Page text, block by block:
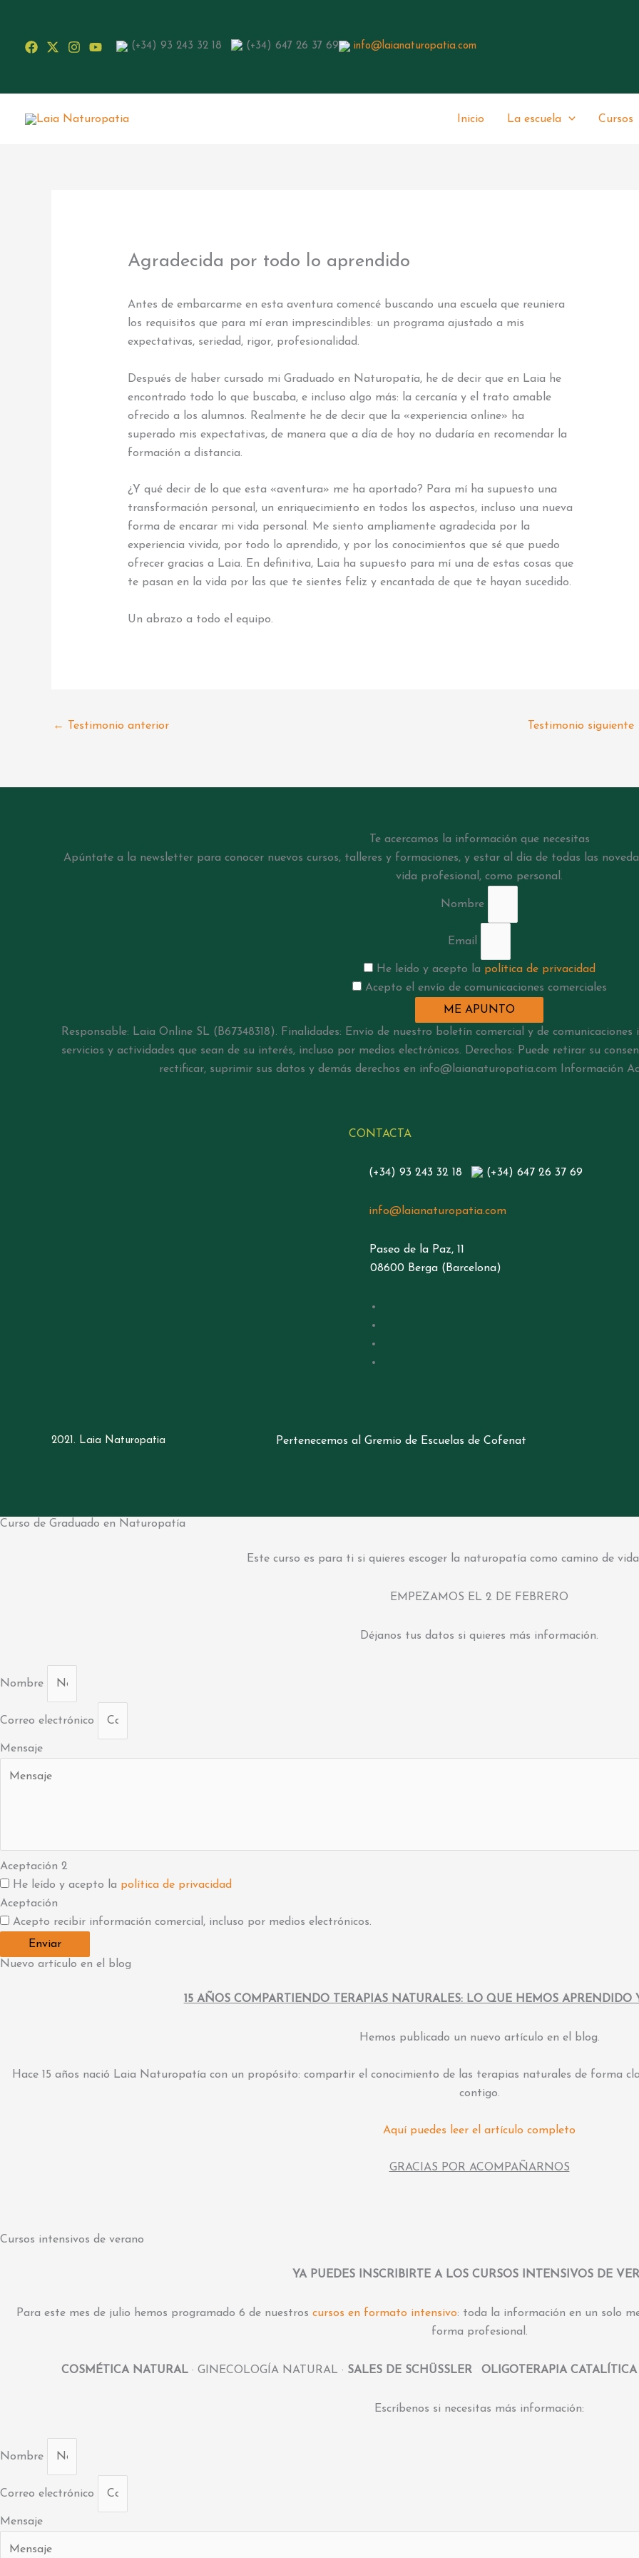
contenido
(+34) 93 243 32 18 (+34) 647 26 37 69 info@laianaturopatia.com
Inicio La escuela Cursos
Agradecida por todo lo aprendido
Antes de embarcarme en esta aventura comencé buscando una escuela que reuniera
los requisitos que para mí eran imprescindibles: un programa ajustado a mis
expectativas, seriedad, rigor, profesionalidad.
Después de haber cursado mi Graduado en Naturopatía, he de decir que en Laia he
encontrado todo lo que buscaba, e incluso algo más: la cercanía y el trato amable
ofrecido a los alumnos. Realmente he de decir que la «experiencia online» ha
superado mis expectativas, de manera que a día de hoy no dudaría en recomendar la
formación a distancia.
¿Y qué decir de lo que esta «aventura» me ha aportado? Para mí ha supuesto una
transformación personal, un enriquecimiento en todos los aspectos, incluso una nueva
forma de encarar mi vida personal. Me siento ampliamente agradecida por la
experiencia vivida, por todo lo aprendido, y por los conocimientos que sé que puedo
ofrecer gracias a Laia. En definitiva, Laia ha supuesto para mí una de estas cosas que
te pasan en la vida por las que te sientes feliz y encantada de que te hayan sucedido.
Un abrazo a todo el equipo.
← Testimonio anterior Testimonio siguiente
Te acercamos la información que necesitas
Apúntate a la newsletter para conocer nuevos cursos, talleres y formaciones, y estar al día de todas las
vida profesional, como personal.
Nombre
Email
He leído y acepto la política de privacidad
Acepto el envío de comunicaciones comerciales
ME APUNTO
Responsable: Laia Online SL (B67348318). Finalidades: Envío de nuestro boletín comercial y de
servicios y actividades que sean de su interés, incluso por medios electrónicos. Derechos: Puede retirar su
rectificar, suprimir sus datos y demás derechos en info@laianaturopatia.com Información
CONTACTA
(+34) 93 243 32 18 (+34) 647 26 37 69
info@laianaturopatia.com
Paseo de la Paz, 11
08600 Berga (Barcelona)
2021. Laia Naturopatia Pertenecemos al Gremio de Escuelas de Cofenat
Curso de Graduado en Naturopatía
Este curso es para ti si quieres escoger la naturopatía como camino de
EMPEZAMOS EL 2 DE FEBRERO
Déjanos tus datos si quieres más información.
Nombre
Correo electrónico
Mensaje
Aceptación 2
He leído y acepto la política de privacidad
Aceptación
Acepto recibir información comercial, incluso por medios electrónicos.
Enviar
Nuevo artículo en el blog
15 AÑOS COMPARTIENDO TERAPIAS NATURALES: LO QUE HEMOS APRENDIDO
Hemos publicado un nuevo artículo en el blog.
Hace 15 años nació Laia Naturopatía con un propósito: compartir el conocimiento de las terapias naturales de forma
contigo.
Aquí puedes leer el artículo completo
GRACIAS POR ACOMPAÑARNOS
Cursos intensivos de verano
YA PUEDES INSCRIBIRTE A LOS CURSOS INTENSIVOS DE
Para este mes de julio hemos programado 6 de nuestros cursos en formato intensivo: toda la información en un solo
forma profesional.
COSMÉTICA NATURAL · GINECOLOGÍA NATURAL · SALES DE SCHÜSSLER OLIGOTERAPIA CATALÍTICA
Escríbenos si necesitas más información:
Nombre
Correo electrónico
Mensaje